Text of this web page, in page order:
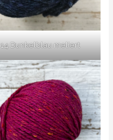
14 Dunkelblau meliert